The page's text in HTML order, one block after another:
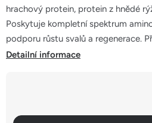
hrachový protein, protein z hnědé
Poskytuje kompletní spektrum
podporu růstu svalů a regenerace.
Detailní informace